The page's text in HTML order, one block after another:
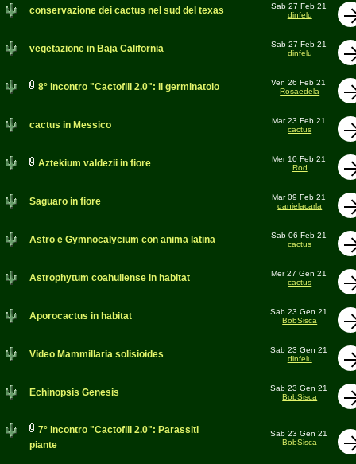
conservazione dei cactus nel sud del texas
Sab 27 Feb 21
dinfelu
vegetazione in Baja California
Sab 27 Feb 21
dinfelu
8° incontro "Cactofili 2.0": Il germinatoio
Ven 26 Feb 21
Rosaedela
cactus in Messico
Mar 23 Feb 21
cactus
Aztekium valdezii in fiore
Mer 10 Feb 21
Rod
Saguaro in fiore
Mar 09 Feb 21
danielacarla
Astro e Gymnocalycium con anima latina
Sab 06 Feb 21
cactus
Astrophytum coahuilense in habitat
Mer 27 Gen 21
cactus
Aporocactus in habitat
Sab 23 Gen 21
BobSisca
Video Mammillaria solisioides
Sab 23 Gen 21
dinfelu
Echinopsis Genesis
Sab 23 Gen 21
BobSisca
7° incontro "Cactofili 2.0": Parassiti
piante
Sab 23 Gen 21
BobSisca